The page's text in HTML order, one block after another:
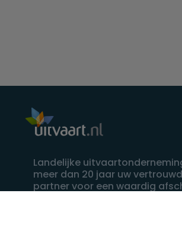
Landelijke
meer dan 20 jaar uw
partner voor een waardig